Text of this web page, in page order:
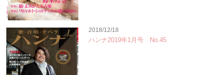
2018/12/18
ハンナ2019年1月号 No.45